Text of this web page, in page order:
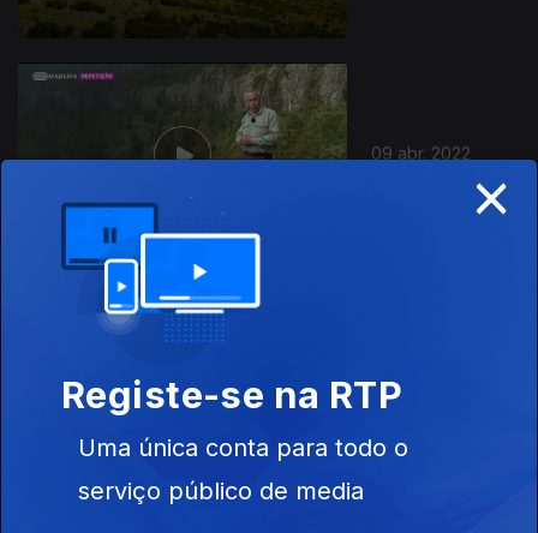
09 abr. 2022 ×
Registe-se na RTP
Uma única conta para todo o
serviço público de media